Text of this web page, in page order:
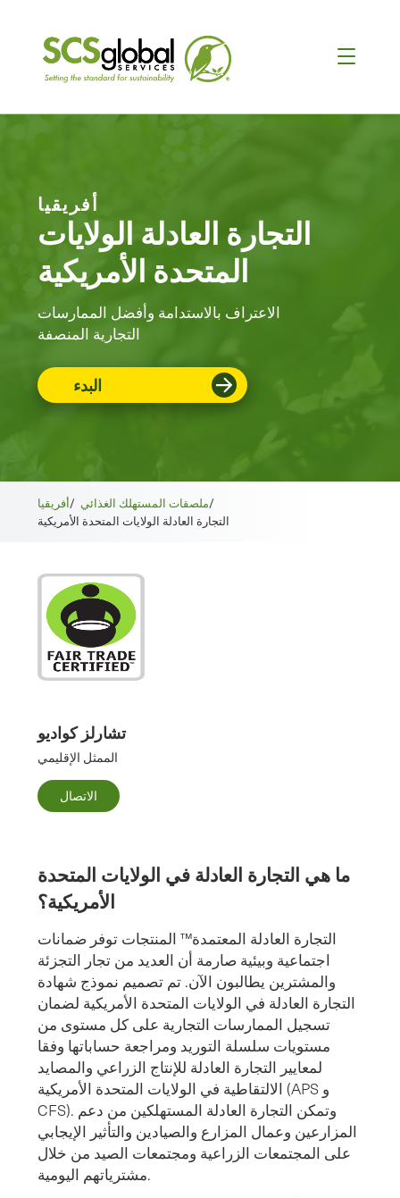
أفريقيا
التجارة العادلة الولايات
المتحدة الأمريكية
الاعتراف بالاستدامة وأفضل الممارسات
التجارية المنصفة
البدء
أفريقيا/ ملصقات المستهلك الغذائي/
التجارة العادلة الولايات المتحدة الأمريكية
تشارلز كواديو
الممثل الإقليمي
الاتصال
ما هي التجارة العادلة في الولايات المتحدة
الأمريكية؟
التجارة العادلة المعتمدة™ المنتجات توفر ضمانات
اجتماعية وبيئية صارمة أن العديد من تجار التجزئة
والمشترين يطالبون الآن. تم تصميم نموذج شهادة
التجارة العادلة في الولايات المتحدة الأمريكية لضمان
تسجيل الممارسات التجارية على كل مستوى من
مستويات سلسلة التوريد ومراجعة حساباتها وفقا
لمعايير التجارة العادلة للإنتاج الزراعي والمصايد
الالتقاطية في الولايات المتحدة الأمريكية (APS و
CFS). وتمكن التجارة العادلة المستهلكين من دعم
المزارعين وعمال المزارع والصيادين والتأثير الإيجابي
على المجتمعات الزراعية ومجتمعات الصيد من خلال
مشترياتهم اليومية.